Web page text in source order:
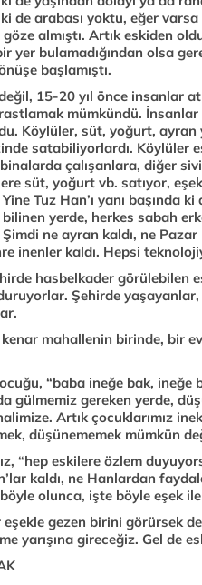
de arabası yoktu, eğer varsa
almıştı. Artık eskiden
yer bulamadığından olsa
başlamıştı.
15-20 yıl önce insanlar
mümkündü.
Köylüler, süt, yoğurt,
satabiliyorlardı. Köylüler
çalışanlara, diğer
süt, yoğurt vb. satıyor,
Tuz Han’ı yanı başında
yerde, herkes sabah
ne ayran kaldı, ne
inenler kaldı. Hepsi
hasbelkader görülebilen
Şehirde
mahallenin birinde, bir
“baba ineğe bak, ineğe
gülmemiz gereken yerde,
Artık çocuklarımız
düşünememek mümkün
“hep eskilere özlem
kaldı, ne Hanlardan
olunca, işte böyle eşek
gezen birini görürsek
yarışına gireceğiz. Gel de